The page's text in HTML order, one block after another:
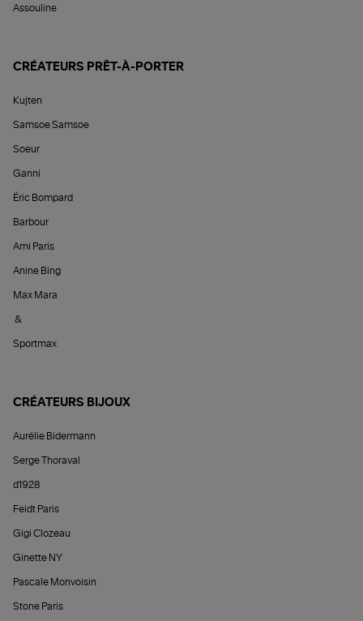
Assouline
CRÉATEURS PRÊT-À-PORTER
Kujten
Samsoe Samsoe
Soeur
Ganni
Éric Bompard
Barbour
Ami Paris
Anine Bing
Max Mara
&
Sportmax
CRÉATEURS BIJOUX
Aurélie Bidermann
Serge Thoraval
d1928
Feidt Paris
Gigi Clozeau
Ginette NY
Pascale Monvoisin
Stone Paris